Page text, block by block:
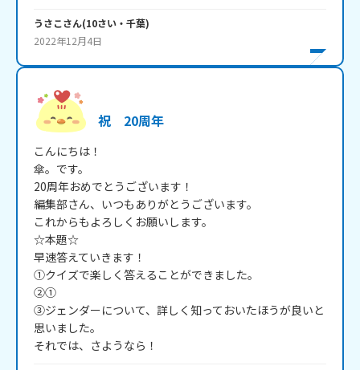
うさこさん(10さい・ 千葉)
2022年12月4日
祝 20周年
こんにちは！
傘。です。
20周年おめでとうございます！
編集部さん、いつもありがとうございます。
これからもよろしくお願いします。
☆本題☆
早速答えていきます！
①クイズで楽しく答えることができました。
②①
③ジェンダーについて、詳しく知っておいたほうが良いと
思いました。
それでは、さようなら！